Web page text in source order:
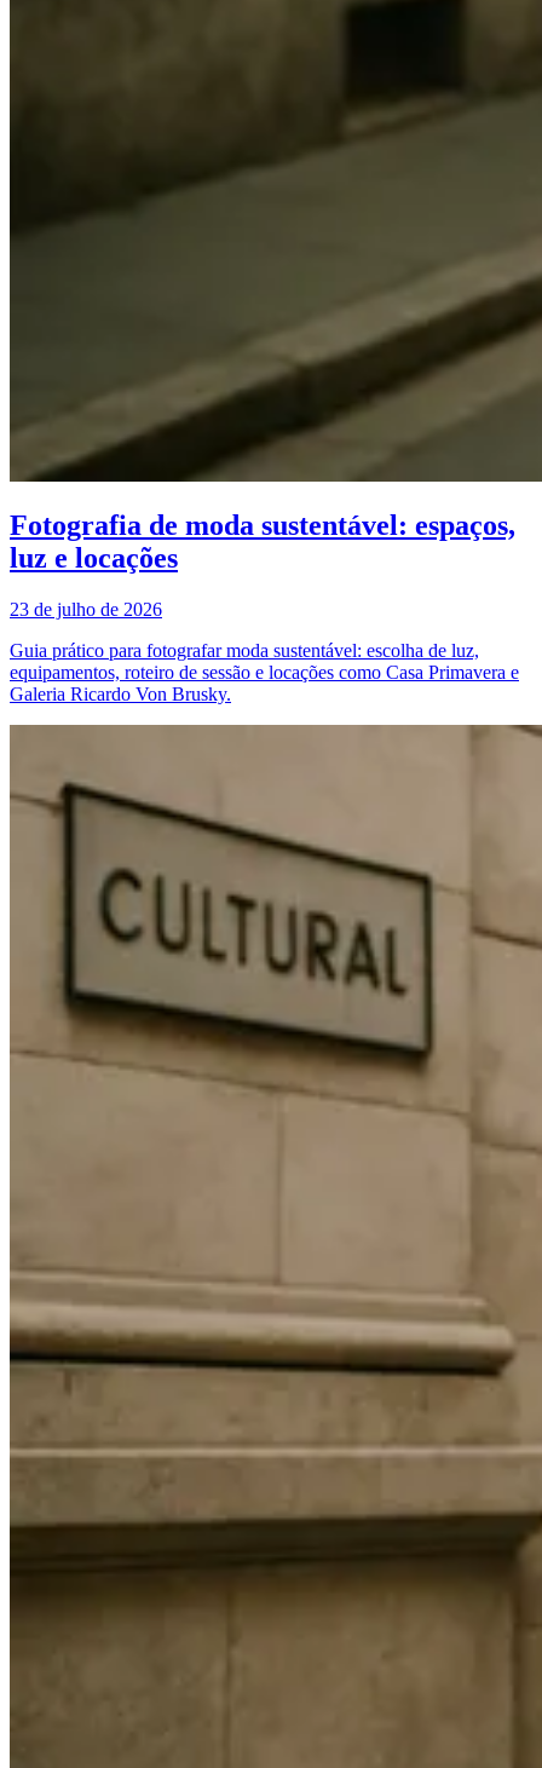
Fotografia de moda sustentável: espaços,
luz e locações
23 de julho de 2026
Guia prático para fotografar moda sustentável: escolha de luz,
equipamentos, roteiro de sessão e locações como Casa Primavera e
Galeria Ricardo Von Brusky.